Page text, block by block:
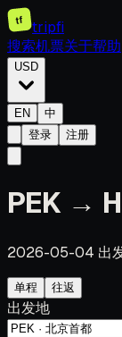
tf
tripfi
搜索机票关于帮助
USD
EN
中
登录
注册
PEK →
2026-05-04 出发
单程 往返
出发地